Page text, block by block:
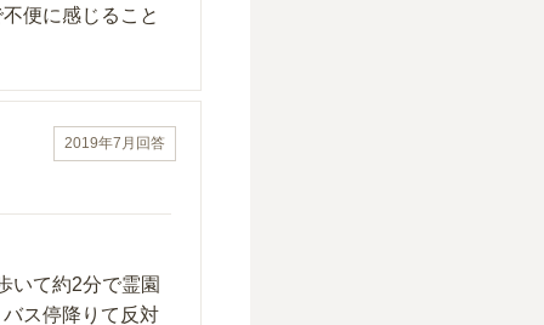
便に感じること
2019年7月 回答
いて約2分で霊園
ス停降りて反対